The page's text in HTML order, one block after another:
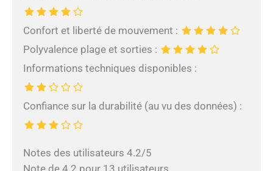
Confort et liberté de mouvement :
Polyvalence plage et sorties :
Informations techniques disponibles :
Confiance sur la durabilité (au vu des données) :
Notes des utilisateurs 4.2/5